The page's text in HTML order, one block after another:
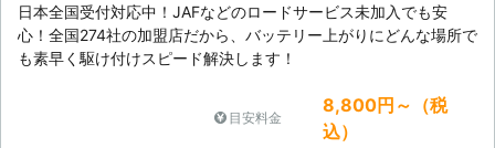
日本全国受付対応中！JAFなどのロードサービス未加入でも安
心！全国274社の加盟店だから、バッテリー上がりにどんな場所で
も素早く駆け付けスピード解決します！
目安料金
8,800円～（税
込）